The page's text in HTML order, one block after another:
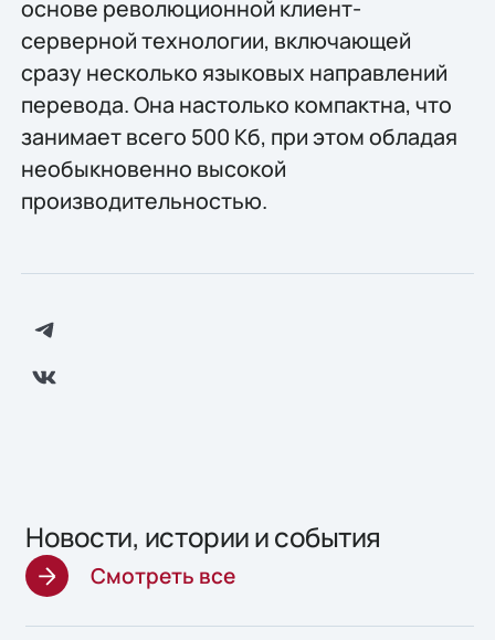
основе революционной клиент-
серверной технологии, включающей
сразу несколько языковых направлений
перевода. Она настолько компактна, что
занимает всего 500 Кб, при этом обладая
необыкновенно высокой
производительностью.
Новости, истории и события
Смотреть все